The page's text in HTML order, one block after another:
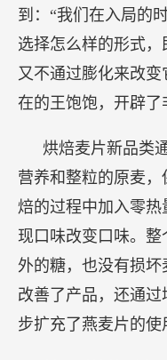
到：“我们在入局的
选择怎么样的形式，
又不通过膨化来改
在的王饱饱，开辟了
烘焙麦片新品类
营养和整粒的原麦
焙的过程中加入零
现口味改变口味。
外的糖，也没有损
改善了产品，还通
步扩充了燕麦片的使